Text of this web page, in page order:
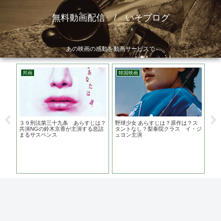
無料動画配信 / いそブログ
あの映画の感動を動画サービスで
督
邦画
３９刑法第三十九条 あらすじは？
共演NGの鈴木京香が主演する息詰
まるサスペンス
韓国映画
野球少女 あらすじは？原作は？ス
タントなし？梨泰院クラス イ・ジ
ュヨン主演
長